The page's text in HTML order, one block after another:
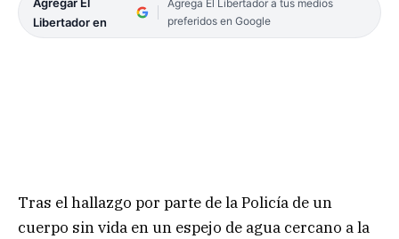
Libertador en
Agrega El Libertador a tus medios
preferidos en Google
Tras el hallazgo por parte de la Policía de un
cuerpo sin vida en un espejo de agua cercano a la